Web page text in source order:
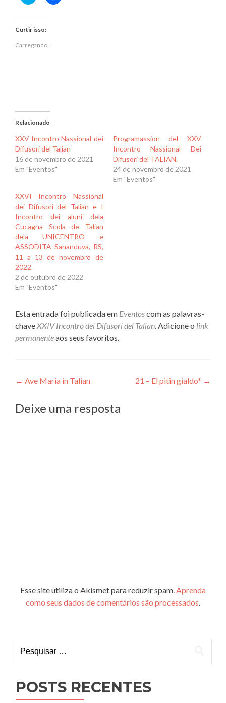
Twitter(abre
em
nova
janela)
Curtir isso:
Carregando...
Relacionado
XXV Incontro Nassional dei
Difusori del Talian
16 de novembro de 2021
Em "Eventos"
Programassion del XXV
Incontro Nassional Dei
Difusori del TALIAN.
24 de novembro de 2021
Em "Eventos"
XXVI Incontro Nassional
dei Difusori del Talian e I
Incontro dei aluni dela
Cucagna Scola de Talian
dela UNICENTRO e
ASSODITA Sananduva, RS,
11 a 13 de novembro de
2022.
2 de outubro de 2022
Em "Eventos"
Esta entrada foi publicada em Eventoscom as palavras-
chaveXXIV Incontro dei Difusori del Talian. Adicione o link
permanenteaos seus favoritos.
Navegação
de
Post
← Ave Maria in Talian 21 – El pitin gialdo* →
Deixe uma resposta
Esse site utiliza o Akismet para reduzir spam.Aprenda
como seus dados de comentários são processados.
por:
POSTS RECENTES